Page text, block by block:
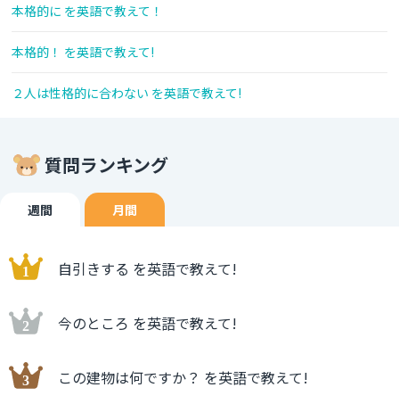
本格的に を英語で教えて！
本格的！ を英語で教えて!
２人は性格的に合わない を英語で教えて!
質問ランキング
週間 月間
自引きする を英語で教えて!
今のところ を英語で教えて!
この建物は何ですか？ を英語で教えて!